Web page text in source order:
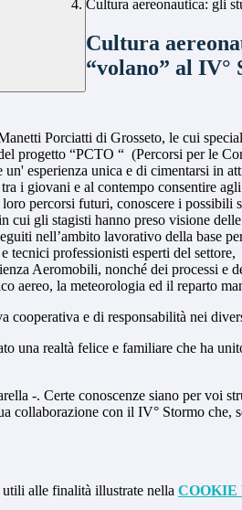
Cultura aereonautica: gli
Cultura
“volano” al IV°
Porciatti di Grosseto, le cui
progetto “PCTO “ (Percorsi per le
esperienza unica e di cimentarsi in
i giovani e al contempo consentire
percorsi futuri, conoscere i
gli stagisti hanno preso visione
nell’ambito lavorativo della base
professionisti esperti del settore,
Aeromobili, nonché dei processi e
aereo, la meteorologia ed il reparto
e di responsabilità nei
realtà felice e familiare che ha
-. Certe conoscenze siano per voi
con il IV° Stormo che,
alle finalità illustrate nella COOKIE